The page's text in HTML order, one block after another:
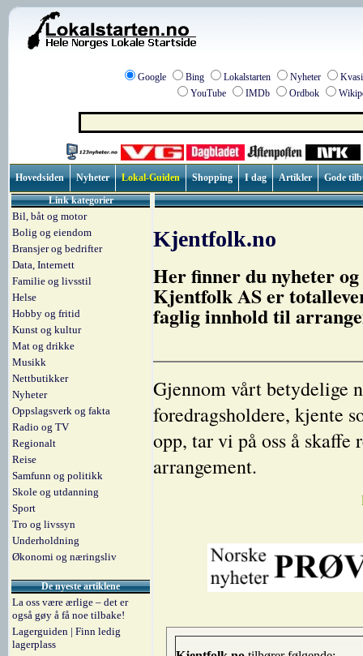
Google Bing Lokalstarten Nyheter
YouTube
IMDb Ordbok
Hovedsiden Nyheter Lokal-Guiden Shopping I dag Artikler
Gode
Link kategorier
Bil, båt og motor
Bolig og eiendom
Bransjer og bedrifter
Data, Internett
Familie og livsstil
Helse
Hobby og fritid
Kunst og kultur
Mat og drikke
Musikk
Nettbutikker
Nyheter
Oppslagsverk og fakta
Radio og TV
Regionalt
Reise
Samfunn og politikk
Skole og utdanning
Sport
Tro og livssyn
Underholdning
Økonomi og næringsliv
De nyeste artiklene
La oss være ærlige – det er
også gøy å få noe tilbake!
Lagerguiden | Finn ledig
lagerplass
Kjentfolk.no
Her finner du nyheter
Kjentfolk AS er
faglig innhold til
Gjennom vårt betydelige
foredragsholdere, kjente
opp, tar vi på oss å
arrangement.